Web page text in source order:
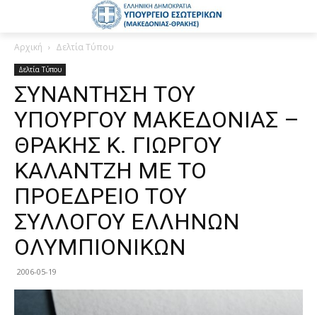
Αρχική Δελτία Τύπου
Δελτία Τύπου
ΣΥΝΑΝΤΗΣΗ ΤΟΥ
ΥΠΟΥΡΓΟΥ ΜΑΚΕΔΟΝΙΑΣ –
ΘΡΑΚΗΣ Κ. ΓΙΩΡΓΟΥ
ΚΑΛΑΝΤΖΗ ΜΕ ΤΟ
ΠΡΟΕΔΡΕΙΟ ΤΟΥ
ΣΥΛΛΟΓΟΥ ΕΛΛΗΝΩΝ
ΟΛΥΜΠΙΟΝΙΚΩΝ
2006-05-19